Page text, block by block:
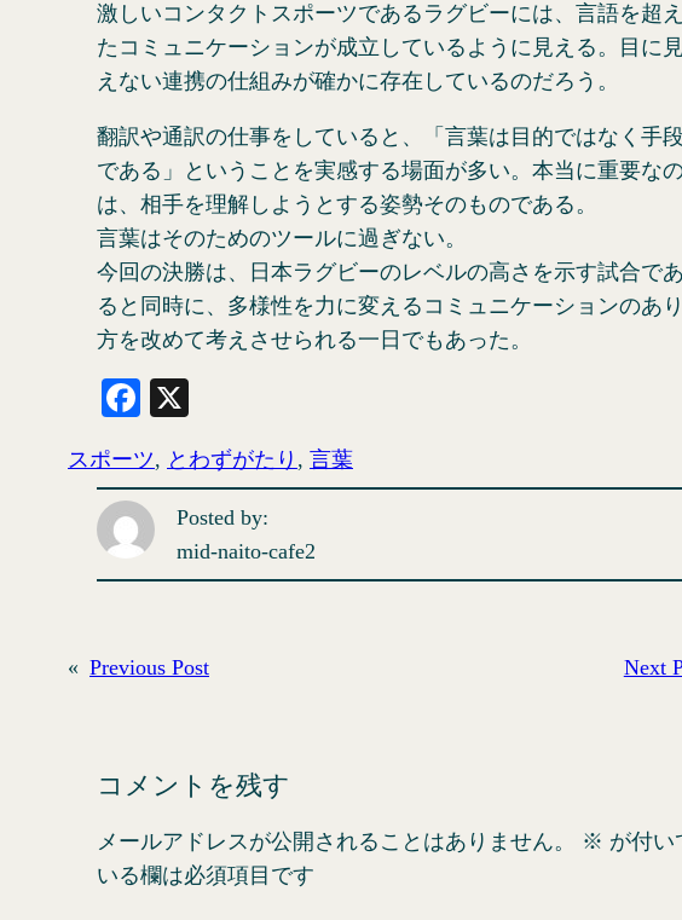
激しいコンタクトスポーツであるラグビーには、言語を超え
たコミュニケーションが成立しているように見える。目に見
えない連携の仕組みが確かに存在しているのだろう。
翻訳や通訳の仕事をしていると、「言葉は目的ではなく手
である」ということを実感する場面が多い。本当に重要な
は、相手を理解しようとする姿勢そのものである。
言葉はそのためのツールに過ぎない。
今回の決勝は、日本ラグビーのレベルの高さを示す試合であ
ると同時に、多様性を力に変えるコミュニケーションのあり
方を改めて考えさせられる一日でもあった。
Fa
bo
ok
スポーツ, とわずがたり , 言葉
Posted by:
mid-naito-cafe2
« Previous Post Next
コメントを残す
メールアドレスが公開されることはありません。 ※ が付い
いる欄は必須項目です